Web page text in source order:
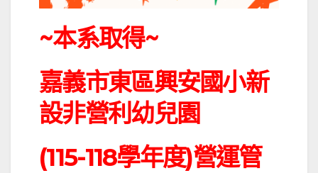
~本系取得~
嘉義市東區興安國小新
設非營利幼兒園
(115-118學年度)營運管